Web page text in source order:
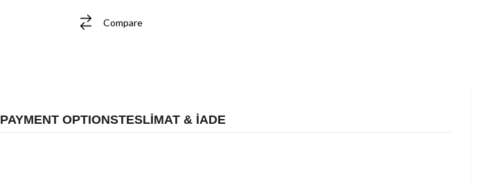
Compare
PAYMENT OPTIONSTESLİMAT & İADE